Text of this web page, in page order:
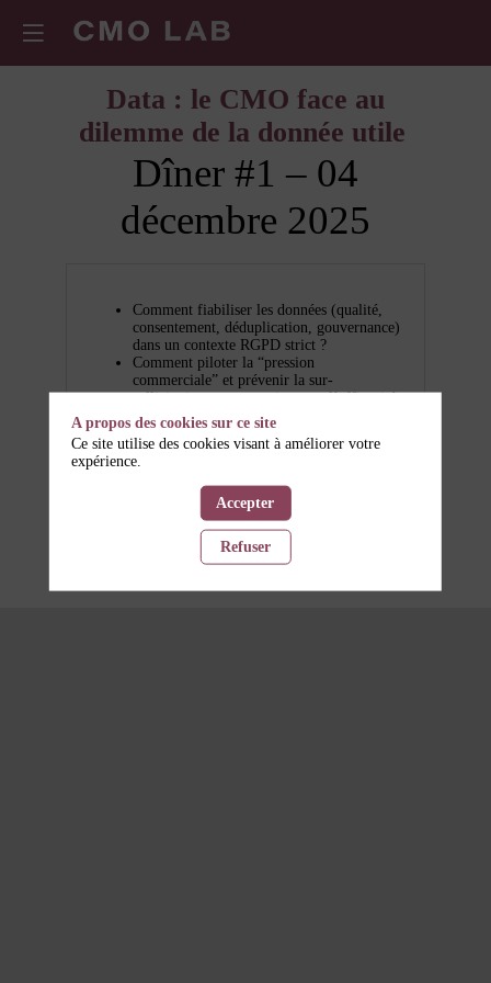
Data : le CMO face au
dilemme de la donnée utile
Dîner #1 – 04
décembre 2025
Comment fiabiliser les données (qualité,
consentement, déduplication, gouvernance)
dans un contexte RGPD strict ?
Comment piloter la “pression
commerciale” et prévenir la sur-
sollicitation tout en maintenant l’efficacité
marketing ?
Quelle gouvernance et quelles
responsabilités pour le CMO dans un
écosystème first-party / third-party en
Comment activer la donnée de bout en
bout pour une expérience client hyper-
personnalisée ?
A propos des cookies sur ce site
Ce site utilise des cookies visant à améliorer votre
expérience.
Accepter
Refuser